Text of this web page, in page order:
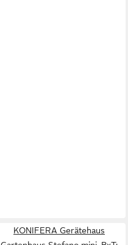
KONIFERA Gerätehaus